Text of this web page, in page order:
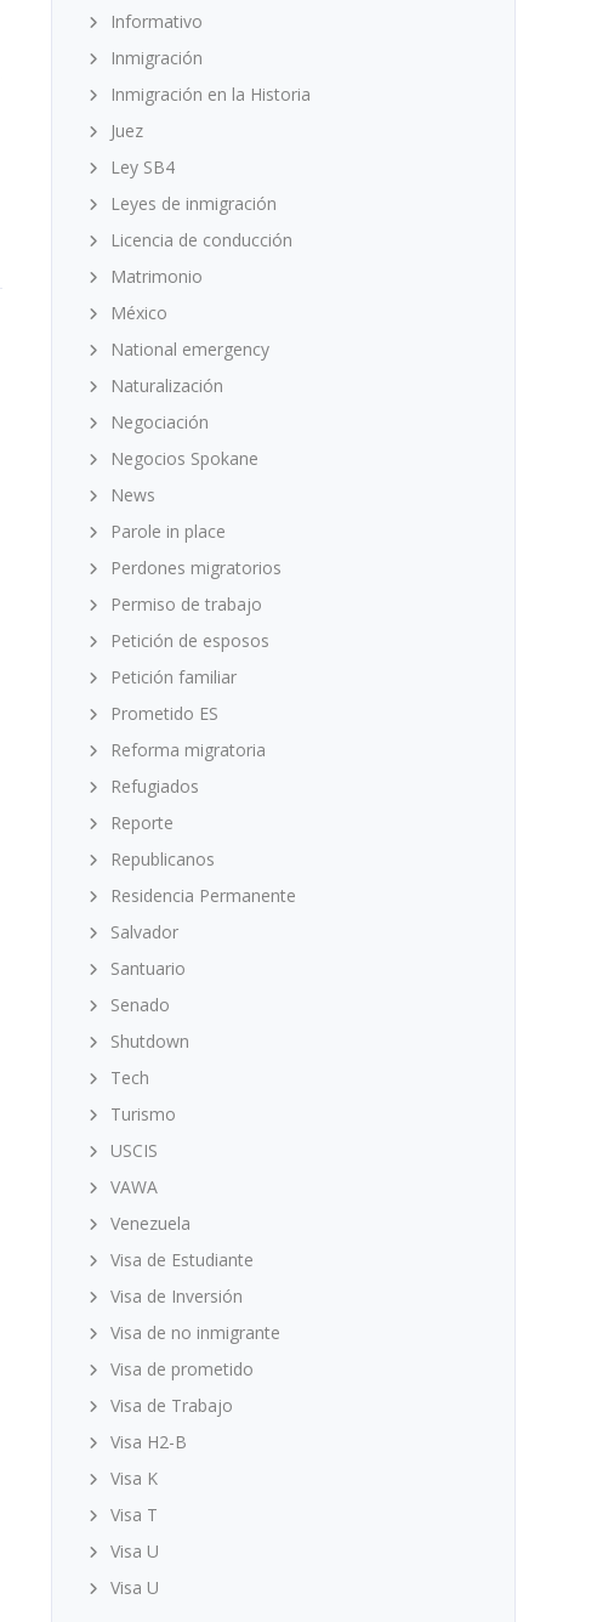
Informativo
Inmigración
Inmigración en la Historia
Juez
Ley SB4
Leyes de inmigración
Licencia de conducción
Matrimonio
México
National emergency
Naturalización
Negociación
Negocios Spokane
News
Parole in place
Perdones migratorios
Permiso de trabajo
Petición de esposos
Petición familiar
Prometido ES
Reforma migratoria
Refugiados
Reporte
Republicanos
Residencia Permanente
Salvador
Santuario
Senado
Shutdown
Tech
Turismo
USCIS
VAWA
Venezuela
Visa de Estudiante
Visa de Inversión
Visa de no inmigrante
Visa de prometido
Visa de Trabajo
Visa H2-B
Visa K
Visa T
Visa U
Visa U